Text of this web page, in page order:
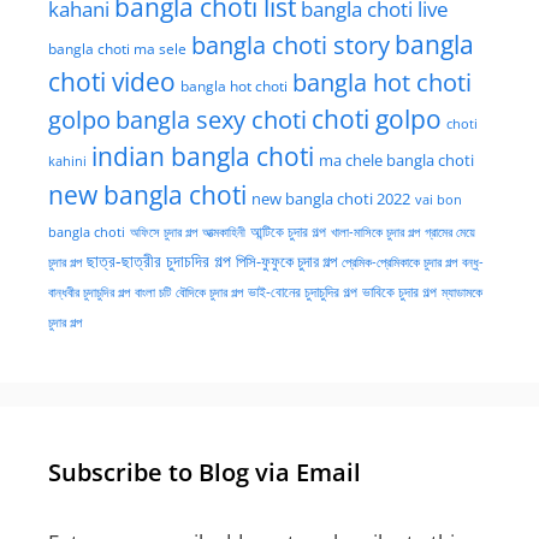
kahani bangla choti live
bangla choti ma sele bangla choti storybangla
choti video bangla hot choti bangla hot choti
golpo bangla sexy choti choti golpo choti
kahini indian bangla choti ma chele bangla choti
new bangla choti new bangla choti 2022 vai bon
bangla choti অফিসে চুদার গল্প আত্মকাহিনী আন্টিকে চুদার গল্প খালা-মাসিকে চুদার গল্প গ্রামের মেয়ে
চুদার গল্প ছাত্র-ছাত্রীর চুদাচদির গল্প পিসি-ফুফুকে চুদার গল্প প্রেমিক-প্রেমিকাকে চুদার গল্প বন্ধু-
বান্ধবীর চুদাচুদির গল্প বাংলা চটি বৌদিকে চুদার গল্প ভাই-বোনের চুদাচুদির গল্প ভাবিকে চুদার গল্প ম্যাডামকে
চুদার গল্প
Subscribe to Blog via Email